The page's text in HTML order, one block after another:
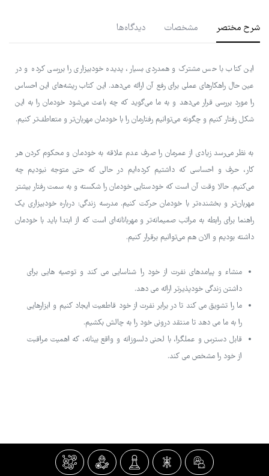
شرح مختصر مشخصات دیدگاه‌ها
این کتاب با حس مشترک و همدردی بسیار، پدیده خودبیزاری را بررسی کرده و در
عین حال راهکارهای عملی برای رفع آن ارائه می‌دهد. این کتاب ریشه‌های این احساس
را مورد بررسی قرار می‌دهد و به ما می‌گوید که چه باعث می‌شود خودمان را به این
شکل رفتار کنیم و چگونه می‌توانیم رفتارمان را با خودمان مهربان‌تر و متعاطف‌تر کنیم.
به نظر می‌رسد زیادی از عمرمان را صرف عدم علاقه به خودمان و محکوم کردن هر
کار، حرف و احساسی که داشتیم کرده‌ایم در حالی که حتی متوجه نبودیم چه
می‌کنیم. حالا وقت آن است که خودستایی خودمان را شکسته و به سمت رفتار بیشتر
مهربان‌تر و بخشنده‌تر با خودمان حرکت کنیم. مدرسه زندگی: درباره خودبیزاری یک
راهنما برای رابطه به مراتب صمیمانه‌تر و مهربانانه‌ای است که از ابتدا باید با خودمان
داشته بودیم و الان هم می‌توانیم برقرار کنیم.
منشاء و پیامدهای نفرت از خود را شناسایی می کند و توصیه هایی برای
داشتن زندگی خودپذیرتر ارائه می دهد.
ما را تشویق می کند تا در برابر نفرت از خود قاطعیت ایجاد کنیم و ابزارهایی
را به ما می دهد تا منتقد درونی خود را به چالش بکشیم.
قابل دسترس و عملگرا، با لحنی دلسوزانه و واقع بینانه، که اهمیت مراقبت
از خود را مشخص می کند.